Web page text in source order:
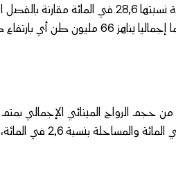
ارتفاع رواج نشاط المسافنة الذي سجل حجما قدره 82,6 مليون طن بزيادة نسبتها
المسافنة شكل نسبة هامة بلغت 55,6 في المائة من حجم الرواج
2026، متبوعا بالواردات بنسبة 27,4 في المائة،